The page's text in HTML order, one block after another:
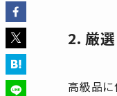
2. 厳
高級品